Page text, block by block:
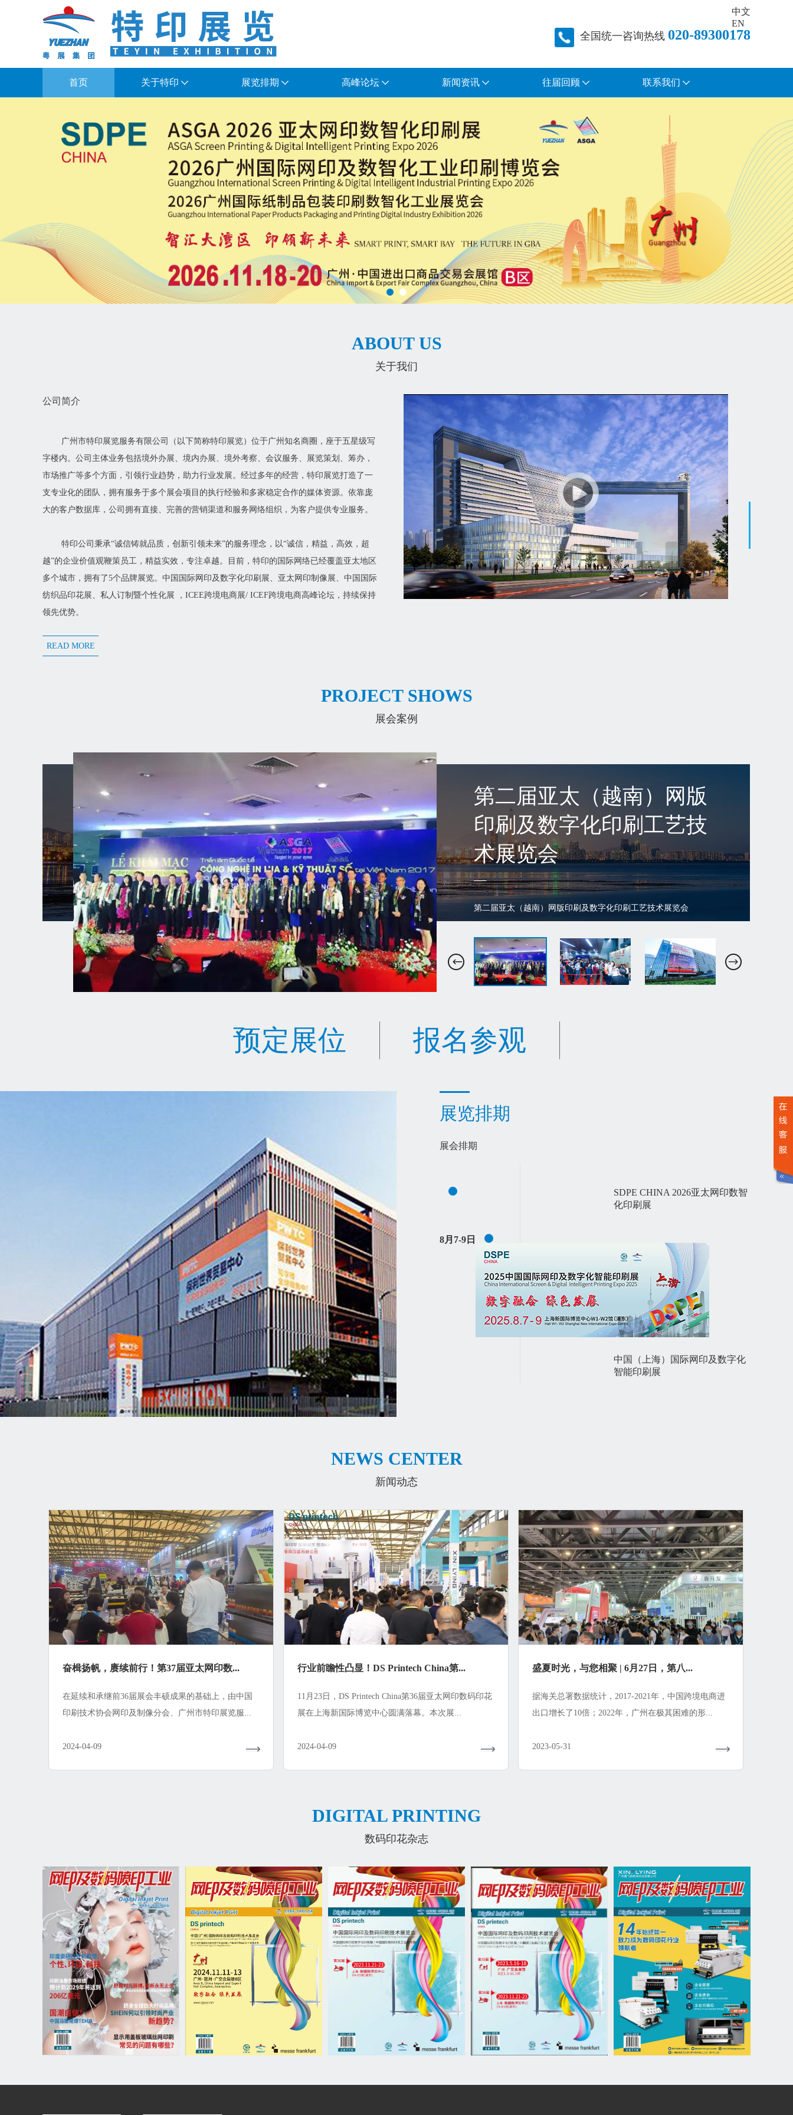
全国统一咨询热线 020-89300178
中文
EN
首页 关于特印 展览排期 高峰论坛 新闻资讯 往届回顾 联系我们
ABOUT US
关于我们
公司简介
广州市特印展览服务有限公司（以下简称特印展览）位于广州知名商圈，座于五星级写
字楼内。公司主体业务包括境外办展、境内办展、境外考察、会议服务、展览策划、筹办，
市场推广等多个方面，引领行业趋势，助力行业发展。经过多年的经营，特印展览打造了一
支专业化的团队，拥有服务于多个展会项目的执行经验和多家稳定合作的媒体资源。依靠庞
大的客户数据库，公司拥有直接、完善的营销渠道和服务网络组织，为客户提供专业服务。
特印公司秉承“诚信铸就品质，创新引领未来”的服务理念，以“诚信，精益，高效，超
越”的企业价值观鞭策员工，精益实效，专注卓越。目前，特印的国际网络已经覆盖亚太地区
多个城市，拥有了5个品牌展览。中国国际网印及数字化印刷展、亚太网印制像展、中国国际
纺织品印花展、私人订制暨个性化展 ，ICEE跨境电商展/ ICEF跨境电商高峰论坛，持续保持
领先优势。
READ MORE
PROJECT SHOWS
展会案例
艺技
2019SDPE&DPTC 第五届
中国（广州）国际网印喷
印数码印花展/第三届中国
（广州）时尚数码纺织暨
个性化定制展览会
2019年11月19-21日，广州琶洲保利世贸博览馆
预定展位 报名参观
展览排期
展会排期
SDPE CHINA 2026亚太网印数智
化印刷展
8月7-9日
中国（上海）国际网印及数字化
智能印刷展
NEWS CENTER
新闻动态
奋楫扬帆，赓续前行！第37届亚太网印数...
在延续和承继前36届展会丰硕成果的基础上，由中国
印刷技术协会网印及制像分会、广州市特印展览服...
2024-04-09
行业前瞻性凸显！DS Printech China第...
11月23日，DS Printech China第36届亚太网印数码印花
展在上海新国际博览中心圆满落幕。本次展...
2024-04-09
盛夏时光，与您相聚 | 6月27日，第八...
据海关总署数据统计，2017-2021年，中国跨境电商进
出口增长了10倍；2022年，广州在极其困难的形...
2023-05-31
DIGITAL PRINTING
数码印花杂志